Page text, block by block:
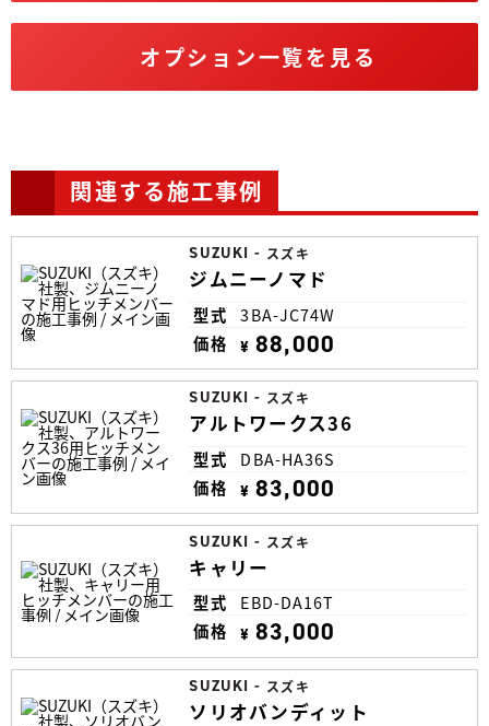
オプション一覧を見る
関連する施工事例
SUZUKI - スズキ
ジムニーノマド
型式
3BA-JC74W
価格
¥ 88,000
SUZUKI - スズキ
アルトワークス36
型式
DBA-HA36S
価格
¥ 83,000
SUZUKI - スズキ
キャリー
型式
EBD-DA16T
価格
¥ 83,000
SUZUKI - スズキ
ソリオバンディット